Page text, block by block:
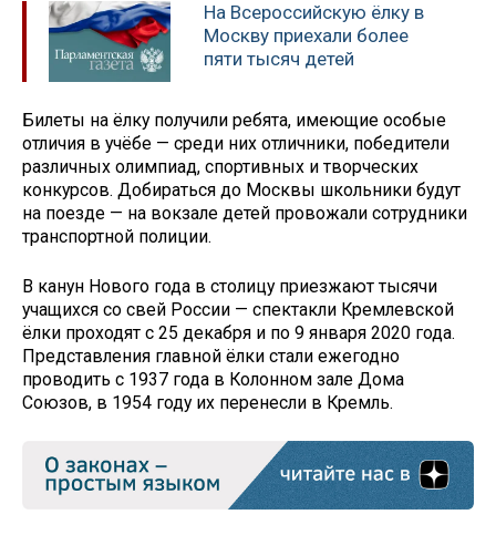
На Всероссийскую ёлку в
Москву приехали более
пяти тысяч детей
Билеты на ёлку получили ребята, имеющие особые
отличия в учёбе — среди них отличники, победители
различных олимпиад, спортивных и творческих
конкурсов. Добираться до Москвы школьники будут
на поезде — на вокзале детей провожали сотрудники
транспортной полиции.
В канун Нового года в столицу приезжают тысячи
учащихся со свей России — спектакли Кремлевской
ёлки проходят с 25 декабря и по 9 января 2020 года.
Представления главной ёлки стали ежегодно
проводить с 1937 года в Колонном зале Дома
Союзов, в 1954 году их перенесли в Кремль.